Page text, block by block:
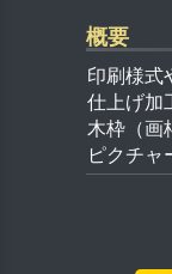
概要
印刷様式
仕上げ加
木枠（画
ピクチャ